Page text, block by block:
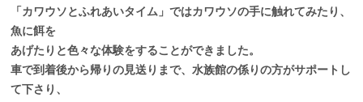
「カワウソとふれあいタイム」ではカワウソの手に触れてみたり、
魚に餌を
あげたりと色々な体験をすることができました。
車で到着後から帰りの見送りまで、水族館の係りの方がサポートし
て下さり、